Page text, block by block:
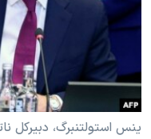
ینس استولتنبرگ، دبیرکل